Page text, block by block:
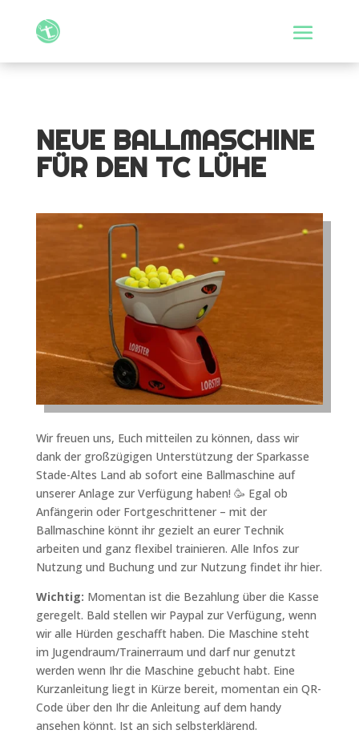
NEUE BALLMASCHINE
FÜR DEN TC LÜHE
Wir freuen uns, Euch mitteilen zu können, dass wir
dank der großzügigen Unterstützung der Sparkasse
Stade-Altes Land ab sofort eine Ballmaschine auf
unserer Anlage zur Verfügung haben! 🥳 Egal ob
Anfängerin oder Fortgeschrittener – mit der
Ballmaschine könnt ihr gezielt an eurer Technik
arbeiten und ganz flexibel trainieren. Alle Infos zur
Nutzung und Buchung und zur Nutzung findet ihr hier.
Wichtig: Momentan ist die Bezahlung über die Kasse
geregelt. Bald stellen wir Paypal zur Verfügung, wenn
wir alle Hürden geschafft haben. Die Maschine steht
im Jugendraum/Trainerraum und darf nur genutzt
werden wenn Ihr die Maschine gebucht habt. Eine
Kurzanleitung liegt in Kürze bereit, momentan ein QR-
Code über den Ihr die Anleitung auf dem handy
ansehen könnt. Ist an sich selbsterklärend.